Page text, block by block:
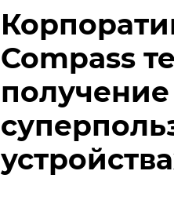
Compass